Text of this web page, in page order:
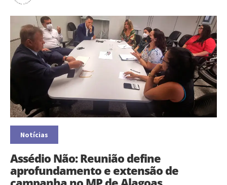
Notícias
Assédio Não: Reunião define
aprofundamento e extensão de